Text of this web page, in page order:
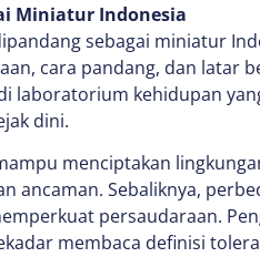
Miniatur Indonesia
sebagai miniatur
cara pandang, dan latar
laboratorium kehidupan
dini.
menciptakan
ancaman. Sebaliknya,
persaudaraan.
membaca definisi